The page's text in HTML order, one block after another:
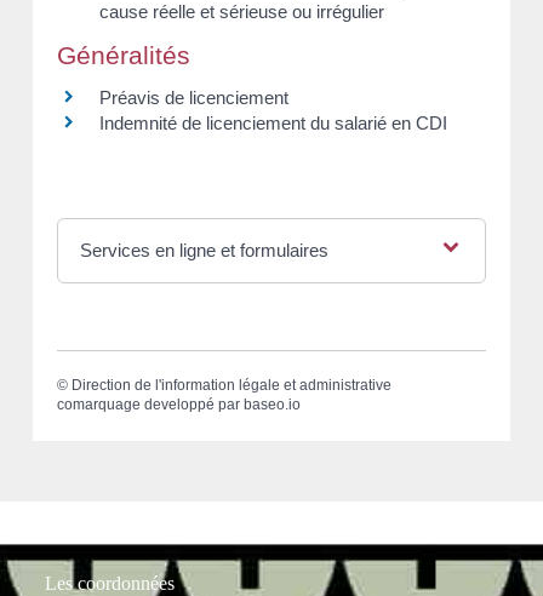
cause réelle et sérieuse ou irrégulier
Généralités
Préavis de licenciement
Indemnité de licenciement du salarié en CDI
Services en ligne et formulaires
© Direction de l'information légale et administrative
comarquage developpé par baseo.io
Les coordonnées